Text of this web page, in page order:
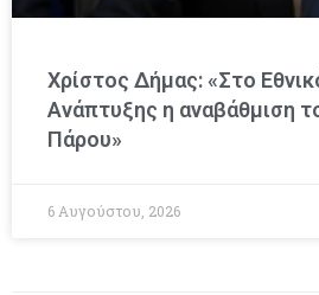
Χρίστος Δήμας: «Στο
Ανάπτυξης η αναβάθμιση
Πάρου»
6 Αυγούστου, 2026